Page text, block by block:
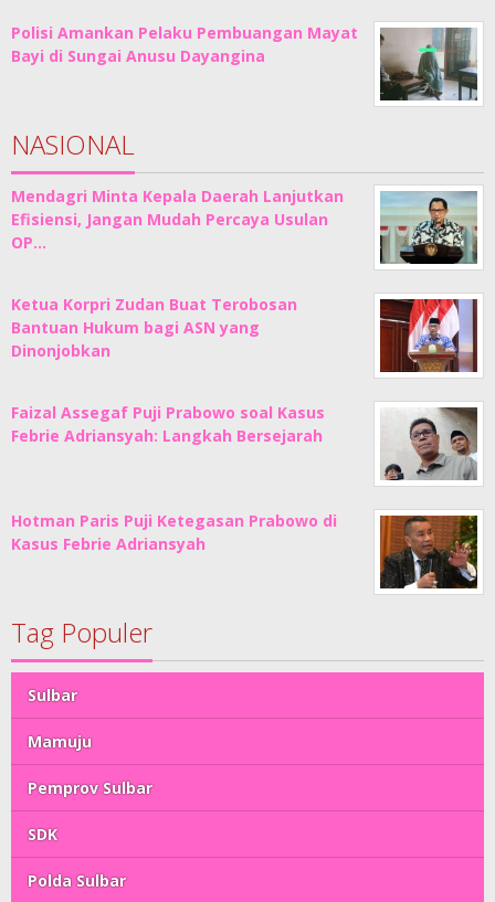
Polisi Amankan Pelaku Pembuangan Mayat
Bayi di Sungai Anusu Dayangina
NASIONAL
Mendagri Minta Kepala Daerah Lanjutkan
Efisiensi, Jangan Mudah Percaya Usulan
OP…
Ketua Korpri Zudan Buat Terobosan
Bantuan Hukum bagi ASN yang
Dinonjobkan
Faizal Assegaf Puji Prabowo soal Kasus
Febrie Adriansyah: Langkah Bersejarah
Hotman Paris Puji Ketegasan Prabowo di
Kasus Febrie Adriansyah
Tag Populer
Sulbar
Mamuju
Pemprov Sulbar
SDK
Polda Sulbar